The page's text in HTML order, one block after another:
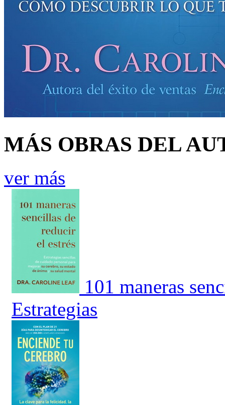
MÁS OBRAS DEL
ver más
101 maneras
Estrategias